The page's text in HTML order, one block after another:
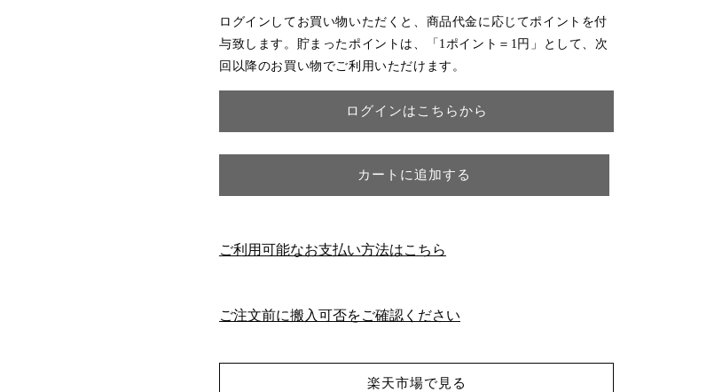
テ
ィ
ー
ク
ル
ボ
レ
グ
チ
ア
/
替
テ
ィ
ー
ク
ル
ボ
レ
グ
チ
ア
/
替
ログインしてお買い物いただくと、商品代金に応じてポイントを付
与致します。貯まったポイントは、「1ポイント＝1円」として、次
回以降のお買い物でご利用いただけます。
ログインはこちらから
カートに追加する
ご利用可能なお支払い方法はこちら
ご注文前に搬入可否をご確認ください
楽天市場で見る